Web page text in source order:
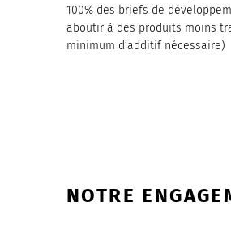
100% des briefs de
aboutir à des produits moins
minimum d’additif nécessaire)
NOTRE